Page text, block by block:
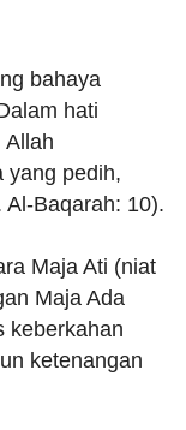
bahaya
hati
Allah
yang pedih,
Al-Baqarah: 10).
Maja Ati (niat
Maja Ada
keberkahan
ketenangan